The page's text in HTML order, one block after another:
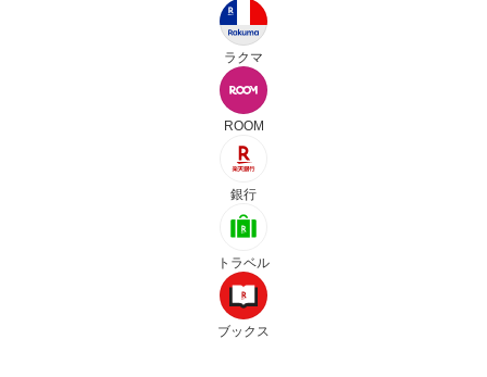
ラクマ
ROOM
銀行
トラベル
ブックス